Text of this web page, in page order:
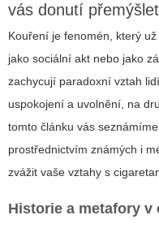
vás donutí přemýšlet
Kouření je fenomén, který
jako sociální akt nebo jako
zachycují paradoxní vztah
uspokojení a uvolnění, na
tomto článku vás
prostřednictvím známých i
zvážit vaše vztahy s
Historie a metafory